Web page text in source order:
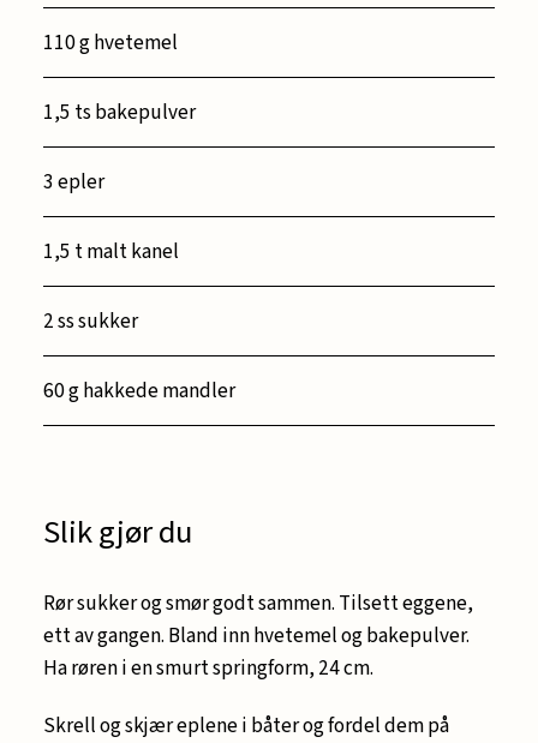
110 g hvetemel
1,5 ts bakepulver
3 epler
1,5 t malt kanel
2 ss sukker
60 g hakkede mandler
Slik gjør du
Rør sukker og smør godt sammen. Tilsett eggene,
ett av gangen. Bland inn hvetemel og bakepulver.
Ha røren i en smurt springform, 24 cm.
Skrell og skjær eplene i båter og fordel dem på